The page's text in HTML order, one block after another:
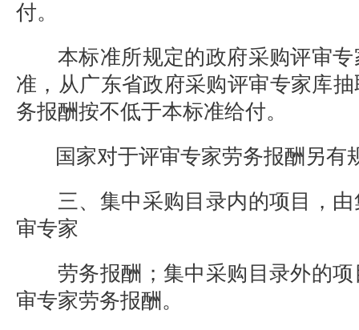
付。
本标准所规定的政府采购评审专
准，从广东省政府采购评审专家库
务报酬按不低于本标准给付。
国家对于评审专家劳务报酬另有
三、集中采购目录内的项目，由
审专家
劳务报酬；集中采购目录外的项
审专家劳务报酬。